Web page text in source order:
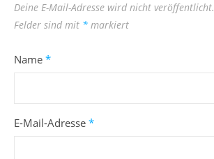
Deine E-Mail-Adresse wird nicht veröffentlicht.
Felder sind mit * markiert
Name *
E-Mail-Adresse *